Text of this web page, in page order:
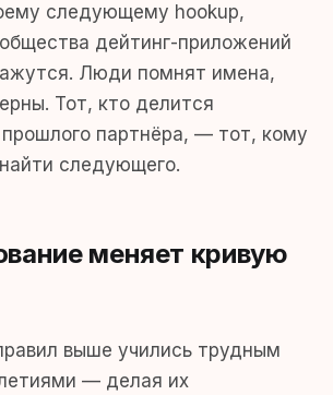
следующему hookup,
дейтинг-приложений
Люди помнят имена,
Тот, кто делится
партнёра, — тот, кому
следующего.
меняет кривую
выше учились трудным
— делая их